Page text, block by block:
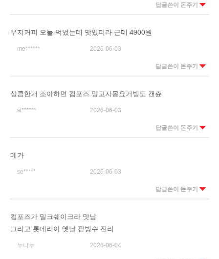
답글쓴이 돈주기
우지커피 오늘 먹었는데 맛있더라 근데 4900원
me****** 2026-06-03
답글쓴이 돈주기
상큼한거 조아하면 컴포즈 망고자몽요거빙도 갠츈
si****** 2026-06-03
답글쓴이 돈주기
메가
se***** 2026-06-03
답글쓴이 돈주기
컴포즈가 밀크쉐이크라 맛남
그리고 롯데리아 옛날 팥빙수 진리
누니누 2026-06-04